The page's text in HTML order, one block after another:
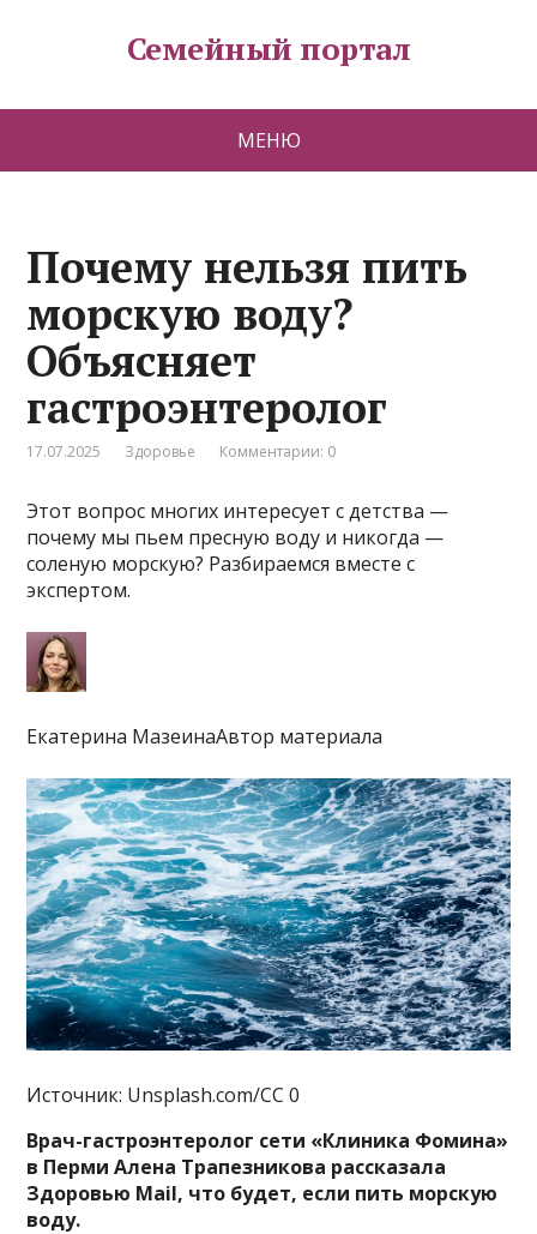
Семейный портал
МЕНЮ
Почему нельзя пить
морскую воду?
Объясняет
гастроэнтеролог
17.07.2025 Здоровье Комментарии: 0
Этот вопрос многих интересует с детства —
почему мы пьем пресную воду и никогда —
соленую морскую? Разбираемся вместе с
экспертом.
Екатерина МазеинаАвтор материала
Источник: Unsplash.com/CC 0
Врач-гастроэнтеролог сети «Клиника Фомина»
в Перми Алена Трапезникова рассказала
Здоровью Mail, что будет, если пить морскую
воду.